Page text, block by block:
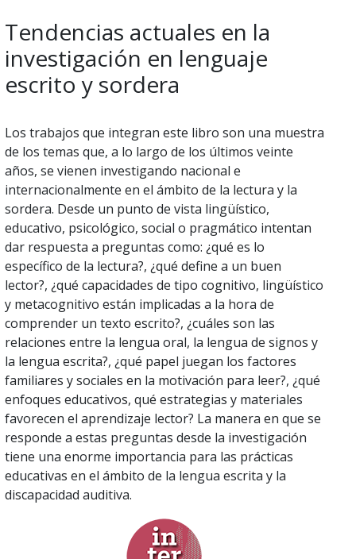
Tendencias actuales en la
investigación en lenguaje
escrito y sordera
Los trabajos que integran este libro son una muestra
de los temas que, a lo largo de los últimos veinte
años, se vienen investigando nacional e
internacionalmente en el ámbito de la lectura y la
sordera. Desde un punto de vista lingüístico,
educativo, psicológico, social o pragmático intentan
dar respuesta a preguntas como: ¿qué es lo
específico de la lectura?, ¿qué define a un buen
lector?, ¿qué capacidades de tipo cognitivo, lingüístico
y metacognitivo están implicadas a la hora de
comprender un texto escrito?, ¿cuáles son las
relaciones entre la lengua oral, la lengua de signos y
la lengua escrita?, ¿qué papel juegan los factores
familiares y sociales en la motivación para leer?, ¿qué
enfoques educativos, qué estrategias y materiales
favorecen el aprendizaje lector? La manera en que se
responde a estas preguntas desde la investigación
tiene una enorme importancia para las prácticas
educativas en el ámbito de la lengua escrita y la
discapacidad auditiva.